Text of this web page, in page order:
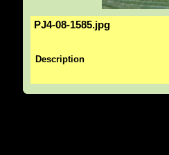
PJ4-08-1585.jpg
Description